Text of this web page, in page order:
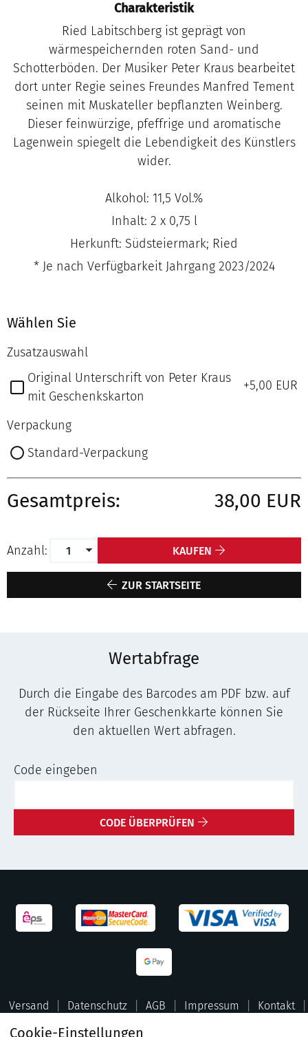
Charakteristik
Ried Labitschberg ist geprägt von
wärmespeichernden roten Sand- und
Schotterböden. Der Musiker Peter Kraus bearbeitet
dort unter Regie seines Freundes Manfred Tement
seinen mit Muskateller bepflanzten Weinberg.
Dieser feinwürzige, pfeffrige und aromatische
Lagenwein spiegelt die Lebendigkeit des Künstlers
wider.
Alkohol: 11,5 Vol.%
Inhalt: 2 x 0,75 l
Herkunft: Südsteiermark; Ried
* Je nach Verfügbarkeit Jahrgang 2023/2024
Wählen Sie
Zusatzauswahl
Original Unterschrift von Peter Kraus
mit Geschenkskarton
+5,00 EUR
Verpackung
Standard-Verpackung
Gesamtpreis: 38,00 EUR
Anzahl: KAUFEN
ZUR STARTSEITE
Wertabfrage
Durch die Eingabe des Barcodes am PDF bzw. auf
der Rückseite Ihrer Geschenkkarte können Sie
den aktuellen Wert abfragen.
Code eingeben
CODE ÜBERPRÜFEN
Versand Datenschutz AGB Impressum Kontakt
Cookie-Einstellungen